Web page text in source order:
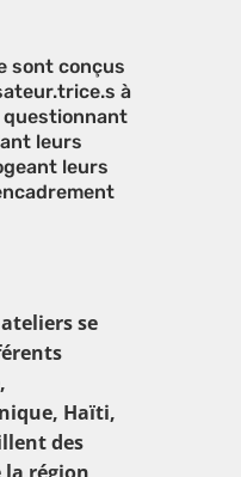
sont conçus
à
leurs
leurs
se
Haïti,
des
région